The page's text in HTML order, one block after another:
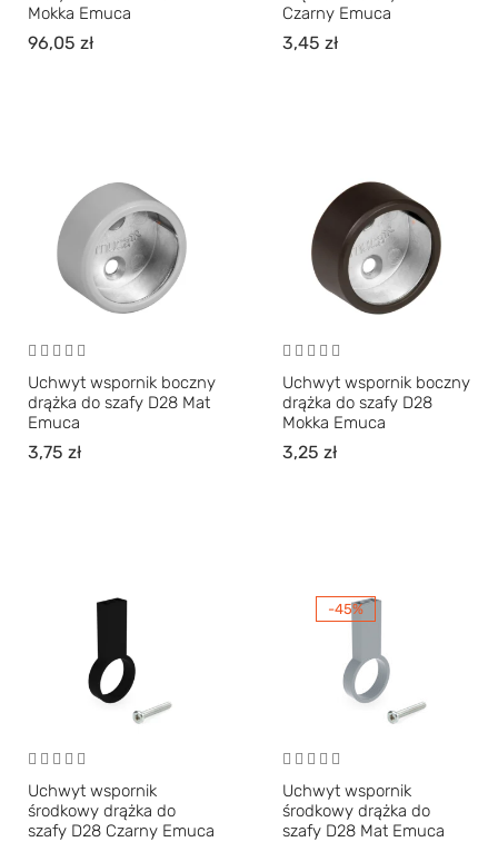
Mokka Emuca
96,05 zł
Czarny Emuca
3,45 zł
Uchwyt wspornik boczny
drążka do szafy D28 Mat
Emuca
3,75 zł
Uchwyt wspornik boczny
drążka do szafy D28
Mokka Emuca
3,25 zł
Uchwyt wspornik
środkowy drążka do
szafy D28 Czarny Emuca
-45%
Uchwyt wspornik
środkowy drążka do
szafy D28 Mat Emuca